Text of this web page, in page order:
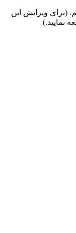
(برای ویرایش این
نمایید.)